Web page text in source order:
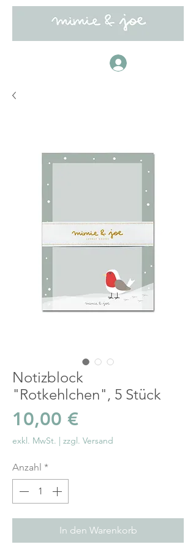
Notizblock
"Rotkehlchen", 5 Stück
10,00 €Preis
exkl. MwSt. | zzgl. Versand
Anzahl *
In den Warenkorb